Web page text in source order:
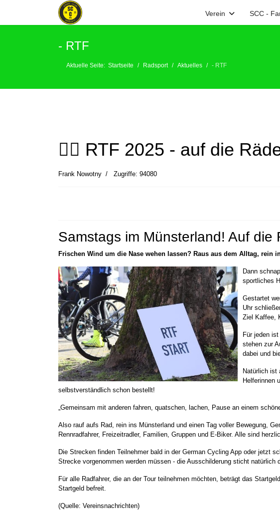
Verein SCC -
- RTF
Aktuelle Seite: Startseite Radsport Aktuelles - RTF
🚴‍♂️ RTF 2025 - auf die
Frank Nowotny Zugriffe: 94080
Samstags im Münsterland! Auf die
Frischen Wind um die Nase wehen lassen? Raus aus dem Alltag, rein
Dann
sportliches
Gestartet
Uhr
Ziel Kaffee,
Für jeden
stehen zur
dabei und
Natürlich ist
Helferinnen
selbstverständlich schon bestellt!
„Gemeinsam mit anderen fahren, quatschen, lachen, Pause an einem
Also rauf aufs Rad, rein ins Münsterland und einen Tag voller Bewegung,
Rennradfahrer, Freizeitradler, Familien, Gruppen und E-Biker. Alle sind
Die Strecken finden Teilnehmer bald in der German Cycling App oder jetzt
Strecke vorgenommen werden müssen - die Ausschilderung sticht
Für alle Radfahrer, die an der Tour teilnehmen möchten, beträgt das
Startgeld befreit.
(Quelle: Vereinsnachrichten)